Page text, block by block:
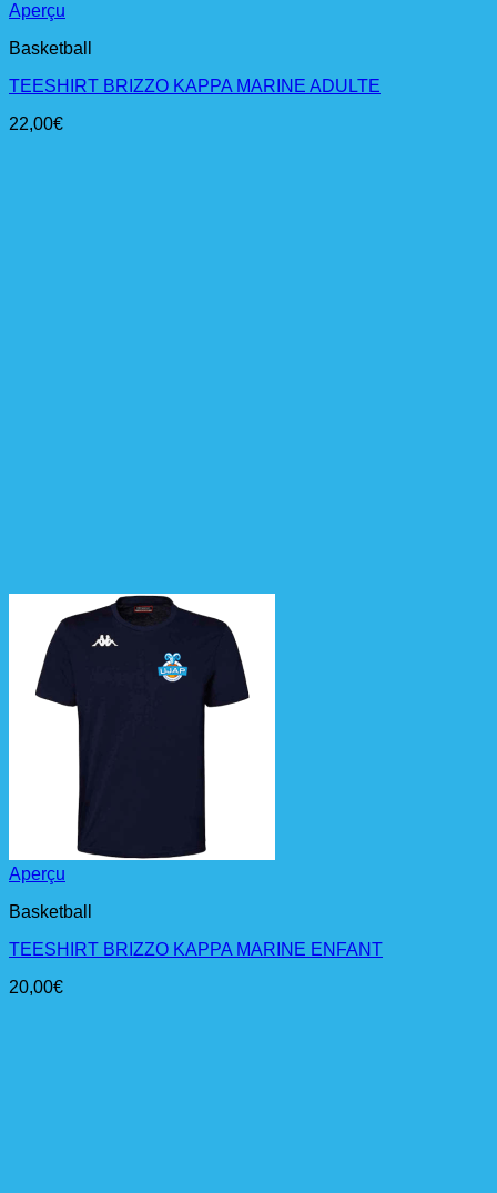
Aperçu
Basketball
TEESHIRT BRIZZO KAPPA MARINE ADULTE
22,00€
Aperçu
Basketball
TEESHIRT BRIZZO KAPPA MARINE ENFANT
20,00€